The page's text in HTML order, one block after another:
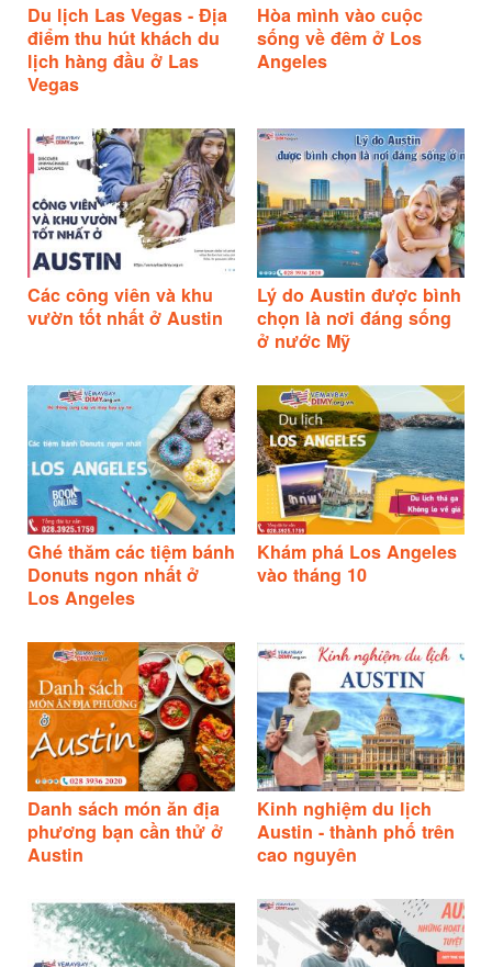
Du lịch Las Vegas - Địa
điểm thu hút khách du
lịch hàng đầu ở Las
Vegas
Hòa mình vào cuộc
sống về đêm ở Los
Angeles
Các công viên và khu
vườn tốt nhất ở Austin
Lý do Austin được bình
chọn là nơi đáng sống
ở nước Mỹ
Ghé thăm các tiệm bánh
Donuts ngon nhất ở
Los Angeles
Khám phá Los Angeles
vào tháng 10
Danh sách món ăn địa
phương bạn cần thử ở
Austin
Kinh nghiệm du lịch
Austin - thành phố trên
cao nguyên